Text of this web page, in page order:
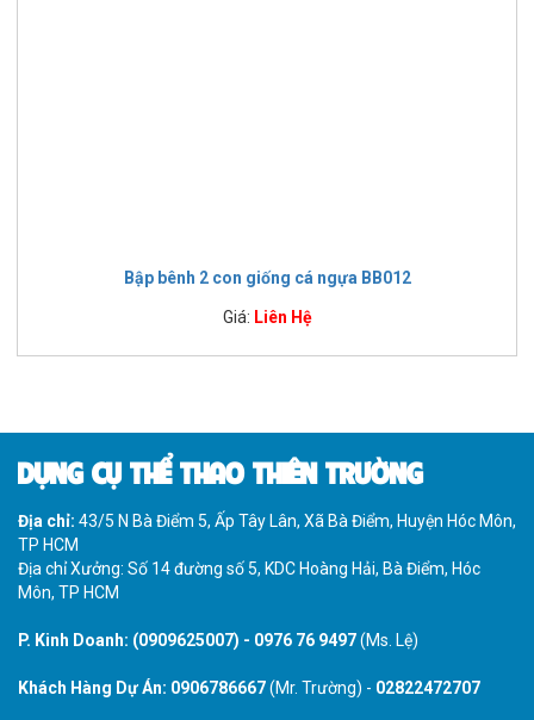
Bập bênh 2 con giống cá ngựa BB012
Giá: Liên Hệ
DỤNG CỤ THỂ THAO THIÊN TRƯỜNG
Địa chỉ: 43/5 N Bà Điểm 5, Ấp Tây Lân, Xã Bà Điểm, Huyện Hóc Môn,
TP HCM
Địa chỉ Xưởng: Số 14 đường số 5, KDC Hoàng Hải, Bà Điểm, Hóc
Môn, TP HCM
P. Kinh Doanh: (0909625007) - 0976 76 9497(Ms. Lệ)
Khách Hàng Dự Án: 0906786667(Mr. Trường) - 02822472707